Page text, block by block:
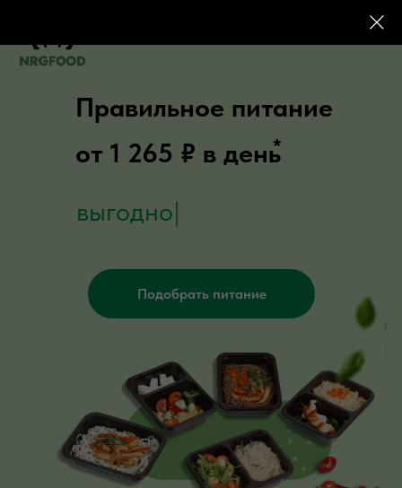
Правильное питание
от 1 265 ₽ в день
*
выгодно|
Подобрать питание